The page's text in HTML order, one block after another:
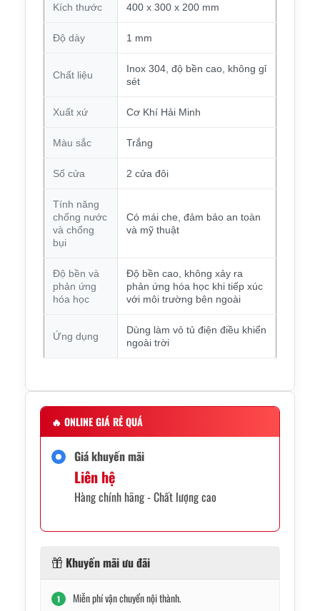
Kích thước 400 x 300 x 200 mm
Độ dày 1 mm
Chất liệu
Inox 304, độ bền cao, không gỉ
sét
Xuất xứ Cơ Khí Hải Minh
Màu sắc Trắng
Số cửa 2 cửa đôi
Tính năng
chống nước
và chống
bụi
Có mái che, đảm bảo an toàn
và mỹ thuật
Độ bền và
phản ứng
hóa học
Độ bền cao, không xảy ra
phản ứng hóa học khi tiếp xúc
với môi trường bên ngoài
Ứng dụng
Dùng làm vỏ tủ điện điều khiển
ngoài trời
🔥 ONLINE GIÁ RẺ QUÁ
Giá khuyến mãi
Liên hệ
Hàng chính hãng - Chất lượng cao
Khuyến mãi ưu đãi
1 Miễn phí vận chuyển nội thành.